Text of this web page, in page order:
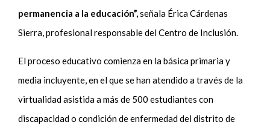
permanencia a la educación”,señala Érica Cárdenas
Sierra, profesional responsable del Centro de Inclusión.
El proceso educativo comienza en la básica primaria y
media incluyente, en el que se han atendido a través de la
virtualidad asistida a más de 500 estudiantes con
discapacidad o condición de enfermedad del distrito de